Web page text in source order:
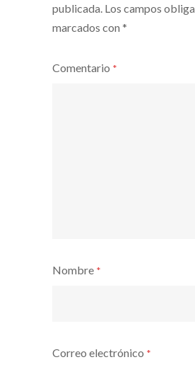
publicada. Los campos
marcados con *
Comentario *
Nombre *
Correo electrónico *